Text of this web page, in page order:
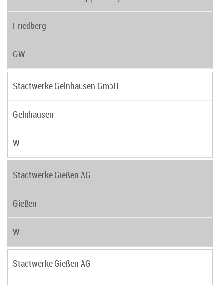
Friedberg
GW
Stadtwerke Gelnhausen GmbH
Gelnhausen
W
Stadtwerke Gießen AG
Gießen
W
Stadtwerke Gießen AG